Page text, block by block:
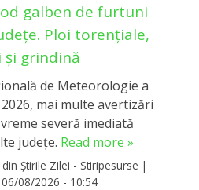
galben de furtuni
Ploi torențiale,
și grindină
de Meteorologie a
mai multe avertizări
severă imediată
județe. Read more »
Știrile Zilei - Stiripesurse |
06/08/2026 - 10:54